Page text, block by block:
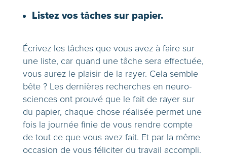
Listez vos tâches sur papier.
Écrivez les tâches que vous avez à faire sur
une liste, car quand une tâche sera effectuée,
vous aurez le plaisir de la rayer. Cela semble
bête ? Les dernières recherches en neuro-
sciences ont prouvé que le fait de rayer sur
du papier, chaque chose réalisée permet une
fois la journée finie de vous rendre compte
de tout ce que vous avez fait. Et par la même
occasion de vous féliciter du travail accompli.